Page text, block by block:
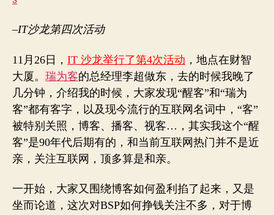
–IT沙龙第四次活动
11月26日， IT 沙龙举行了第4次活动 ，地点在财智
大厦。 瑞为客的总经理李超做东，去的时候我晚了
几分钟，介绍我的时候，大家发现“醒客”和“瑞为
客”都有客字，以及现今流行的互联网名词中，“客”
被特别关照，博客、播客、视客…，其实我这个“醒
客”是90年代后期有的，和当前互联网热门并不是近
亲，关注互联网，顶多算是和亲。
一开始，大家又围绕博客如何盈利掐了起来，又是
坐而论道，这次对BSP如何挣钱关注不多，对于博